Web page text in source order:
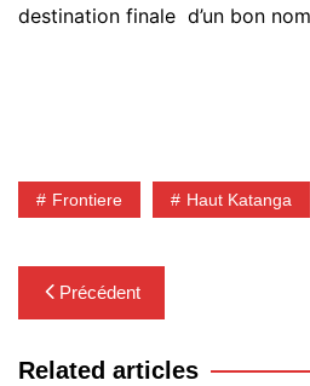
destination finale d’un bon
Frontiere Haut Katanga
Navigation
de
l’article
Précédent
Related articles